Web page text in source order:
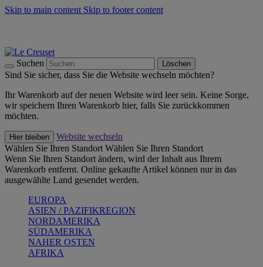
Skip to main content Skip to footer content
Suchen Löschen
Sind Sie sicher, dass Sie die Website wechseln möchten?
Ihr Warenkorb auf der neuen Website wird leer sein. Keine Sorge,
wir speichern Ihren Warenkorb hier, falls Sie zurückkommen
möchten.
Hier bleiben
Website wechseln
Wählen Sie Ihren Standort Wählen Sie Ihren Standort
Wenn Sie Ihren Standort ändern, wird der Inhalt aus Ihrem
Warenkorb entfernt. Online gekaufte Artikel können nur in das
ausgewählte Land gesendet werden.
EUROPA
ASIEN / PAZIFIKREGION
NORDAMERIKA
SÜDAMERIKA
NAHER OSTEN
AFRIKA